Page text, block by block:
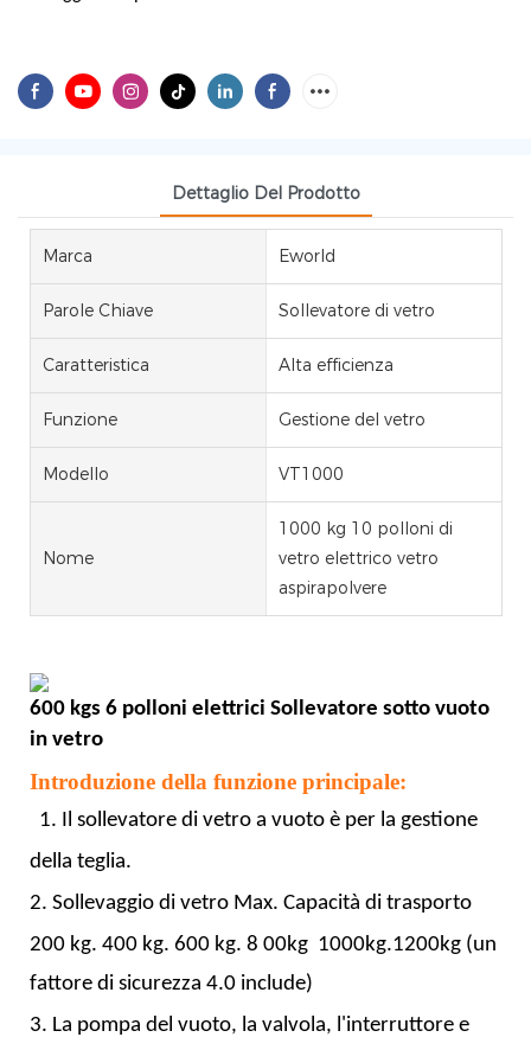
Dettaglio Del Prodotto
Marca Eworld
Parole Chiave Sollevatore di vetro
Caratteristica Alta efficienza
Funzione Gestione del vetro
Modello VT1000
Nome
1000 kg 10 polloni di
vetro elettrico vetro
aspirapolvere
600 kgs 6 polloni elettrici Sollevatore sotto vuoto
in vetro
Introduzione della funzione principale:
1. Il sollevatore di vetro a vuoto è per la gestione
della teglia.
2. Sollevaggio di vetro Max. Capacità di trasporto
200 kg. 400 kg. 600 kg. 8 00kg 1000kg.1200kg (un
fattore di sicurezza 4.0 include)
3. La pompa del vuoto, la valvola, l'interruttore e